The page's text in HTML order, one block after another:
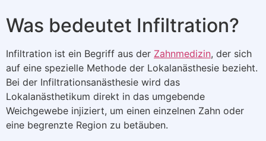
Was bedeutet Infiltration?
Infiltration ist ein Begriff aus der Zahnmedizin, der sich
auf eine spezielle Methode der Lokalanästhesie bezieht.
Bei der Infiltrationsanästhesie wird das
Lokalanästhetikum direkt in das umgebende
Weichgewebe injiziert, um einen einzelnen Zahn oder
eine begrenzte Region zu betäuben.